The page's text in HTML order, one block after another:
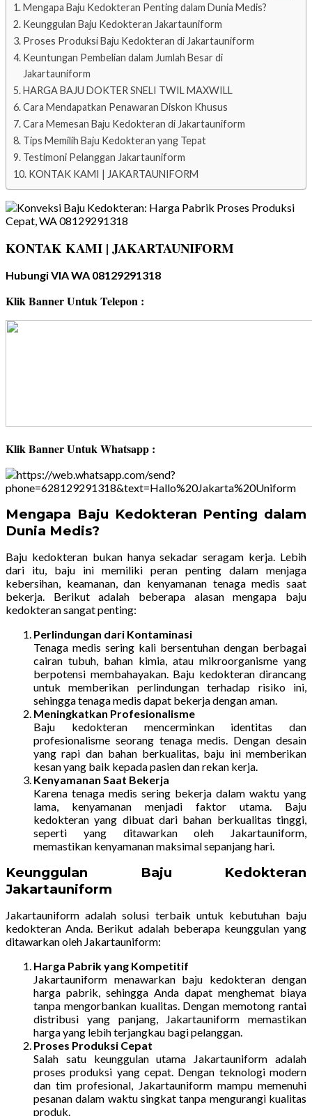
Mengapa Baju Kedokteran Penting dalam Dunia Medis?
Keunggulan Baju Kedokteran Jakartauniform
Proses Produksi Baju Kedokteran di Jakartauniform
Keuntungan Pembelian dalam Jumlah Besar di
Jakartauniform
HARGA BAJU DOKTER SNELI TWIL MAXWILL
Cara Mendapatkan Penawaran Diskon Khusus
Cara Memesan Baju Kedokteran di Jakartauniform
Tips Memilih Baju Kedokteran yang Tepat
Testimoni Pelanggan Jakartauniform
KONTAK KAMI | JAKARTAUNIFORM
KONTAK KAMI | JAKARTAUNIFORM
Hubungi VIA WA 08129291318
Klik Banner Untuk Telepon :
Klik Banner Untuk Whatsapp :
Mengapa Baju Kedokteran Penting dalam
Dunia Medis?
Baju kedokteran bukan hanya sekadar seragam kerja. Lebih
dari itu, baju ini memiliki peran penting dalam menjaga
kebersihan, keamanan, dan kenyamanan tenaga medis saat
bekerja. Berikut adalah beberapa alasan mengapa baju
kedokteran sangat penting:
Perlindungan dari Kontaminasi
Tenaga medis sering kali bersentuhan dengan berbagai
cairan tubuh, bahan kimia, atau mikroorganisme yang
berpotensi membahayakan. Baju kedokteran dirancang
untuk memberikan perlindungan terhadap risiko ini,
sehingga tenaga medis dapat bekerja dengan aman.
Meningkatkan Profesionalisme
Baju kedokteran mencerminkan identitas dan
profesionalisme seorang tenaga medis. Dengan desain
yang rapi dan bahan berkualitas, baju ini memberikan
kesan yang baik kepada pasien dan rekan kerja.
Kenyamanan Saat Bekerja
Karena tenaga medis sering bekerja dalam waktu yang
lama, kenyamanan menjadi faktor utama. Baju
kedokteran yang dibuat dari bahan berkualitas tinggi,
seperti yang ditawarkan oleh Jakartauniform,
memastikan kenyamanan maksimal sepanjang hari.
Keunggulan Baju Kedokteran
Jakartauniform
Jakartauniform adalah solusi terbaik untuk kebutuhan baju
kedokteran Anda. Berikut adalah beberapa keunggulan yang
ditawarkan oleh Jakartauniform:
Harga Pabrik yang Kompetitif
Jakartauniform menawarkan baju kedokteran dengan
harga pabrik, sehingga Anda dapat menghemat biaya
tanpa mengorbankan kualitas. Dengan memotong rantai
distribusi yang panjang, Jakartauniform memastikan
harga yang lebih terjangkau bagi pelanggan.
Proses Produksi Cepat
Salah satu keunggulan utama Jakartauniform adalah
proses produksi yang cepat. Dengan teknologi modern
dan tim profesional, Jakartauniform mampu memenuhi
pesanan dalam waktu singkat tanpa mengurangi kualitas
produk.